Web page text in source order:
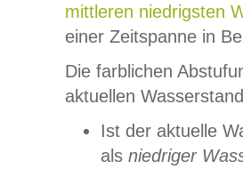
mittleren niedrigsten
einer Zeitspanne in
Die farblichen
aktuellen
Ist der aktuelle
als niedriger